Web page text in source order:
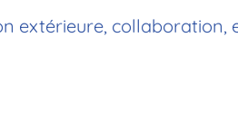
extérieure, collaboration,